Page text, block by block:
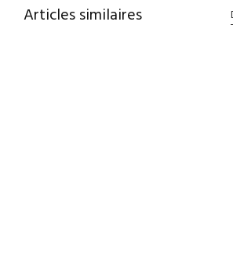
Articles similaires